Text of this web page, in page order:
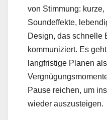
von Stimmung: kurze,
Soundeffekte,
Design, das schnelle
kommuniziert. Es
langfristige Planen
Pause reichen, um
wieder auszusteigen.